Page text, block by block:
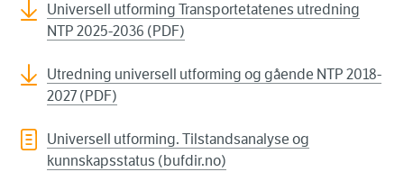
Universell utforming Transportetatenes utredning
NTP 2025-2036 (PDF)
Utredning universell utforming og gående NTP 2018-
2027 (PDF)
Universell utforming. Tilstandsanalyse og
kunnskapsstatus (bufdir.no)